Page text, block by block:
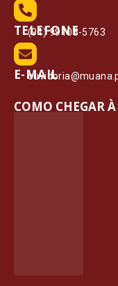
TELEFONE
(91) 99108-5763
E-MAIL
COMO CHEGAR